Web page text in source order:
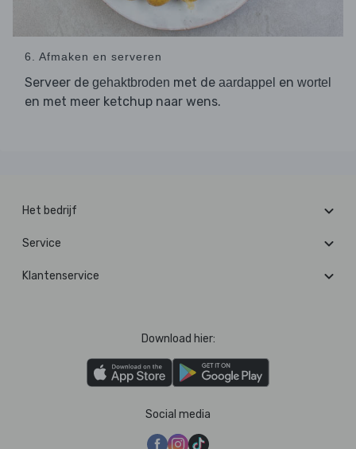
6. Afmaken en serveren
Serveer de gehaktbroden met de aardappel en wortel
en met meer ketchup naar wens.
Het bedrijf
Service
Klantenservice
Download hier:
Social media